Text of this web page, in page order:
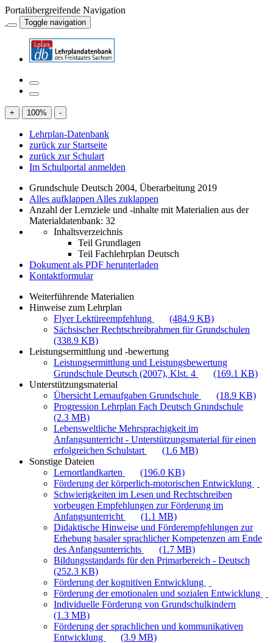
Portalübergreifende Navigation
Toggle navigation
+ 100% -
Lehrplan-Datenbank
zurück zur Startseite
zurück zur Schulart
Im Schulportal anmelden
Grundschule Deutsch 2004, Überarbeitung 2019
Alles aufklappen Alles zuklappen
Anzahl der Lernziele und -inhalte mit Materialien aus der
Materialdatenbank: 32
Inhaltsverzeichnis
Teil Grundlagen
Teil Fachlehrplan Deutsch
Dokument als PDF herunterladen
Kontaktformular
Weiterführende Materialien
Hinweise zum Lehrplan
Flyer Lektüreempfehlung
(484.9 KB)
Sächsischer Rechtschreibrahmen für Grundschulen
(338.9 KB)
Leistungsermittlung und -bewertung
Leistungsermittlung und Leistungsbewertung
Grundschule Deutsch (2007), Klst. 4
(169.1 KB)
Unterstützungsmaterial
Übersicht Lernaufgaben Grundschule
(18.9 KB)
Progression Lehrplan Fach Deutsch Grundschule
(2.3 MB)
Lebensweltliche Mehrsprachigkeit im
Anfangsunterricht - Unterstützungsmaterial für einen
erfolgreichen Schulstart
(1.6 MB)
Sonstige Dateien
Lernortlandkarten
(196.0 KB)
Förderung der körperlich-motorischen Entwicklung
Schwierigkeiten im Lesen und Rechtschreiben
vorbeugen Empfehlungen zur Förderung im
Anfangsunterricht
(1.1 MB)
Didaktische Hinweise und Förderempfehlungen zur
Erhebung basaler sprachlicher Kompetenzen am Ende
des Anfangsunterrichts
(1.7 MB)
Bildungsstandards für den Primarbereich - Deutsch
(252.3 KB)
Förderung der kognitiven Entwicklung
Förderung der emotionalen und sozialen Entwicklung
Individuelle Förderung von Grundschulkindern
(1.3 MB)
Förderung der sprachlichen und kommunikativen
Entwicklung
(3.9 MB)